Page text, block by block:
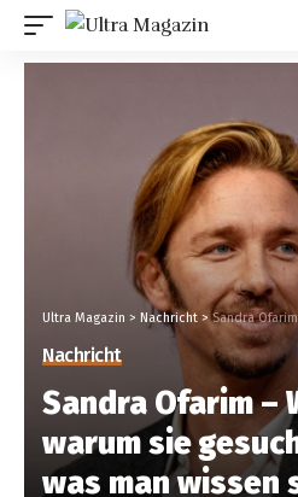
Ultra Magazin > Nachricht >Sandra Ofarim – Wer
Nachricht
Sandra Ofarim –
warum sie
was man wissen